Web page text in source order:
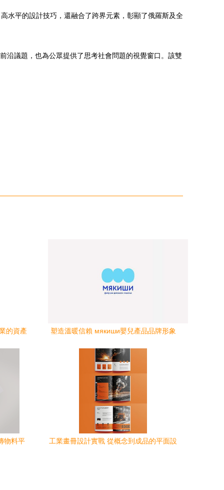
水平的設計技巧，還融合了跨界元素，彰顯了俄羅斯及全
沿議題，也為公眾提供了思考社會問題的視覺窗口。該雙
的資產
塑造溫暖信賴 мякиши嬰兒產品品牌形象
物料平
工業畫冊設計實戰 從概念到成品的平面設